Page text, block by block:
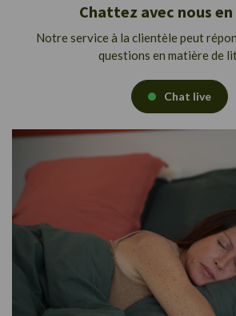
Chattez avec nous
Notre service à la clientèle peut
questions en matière de
Chat live